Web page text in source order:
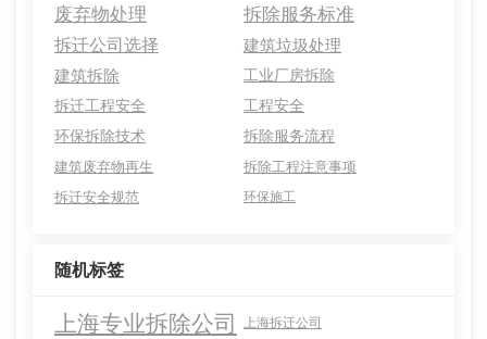
废弃物处理
拆除服务标准
拆迁公司选择
建筑垃圾处理
建筑拆除
工业厂房拆除
拆迁工程安全
工程安全
环保拆除技术
拆除服务流程
建筑废弃物再生
拆除工程注意事项
拆迁安全规范
环保施工
随机标签
上海专业拆除公司 上海拆迁公司